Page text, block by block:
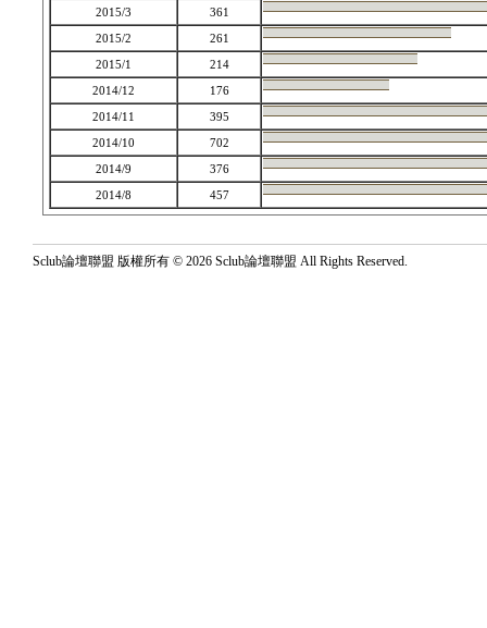
2015/3
361
2015/2
261
2015/1
214
2014/12
176
2014/11
395
2014/10
702
2014/9
376
2014/8
457
Sclub論壇聯盟 版權所有 © 2026 Sclub論壇聯盟 All Rights Reserved.